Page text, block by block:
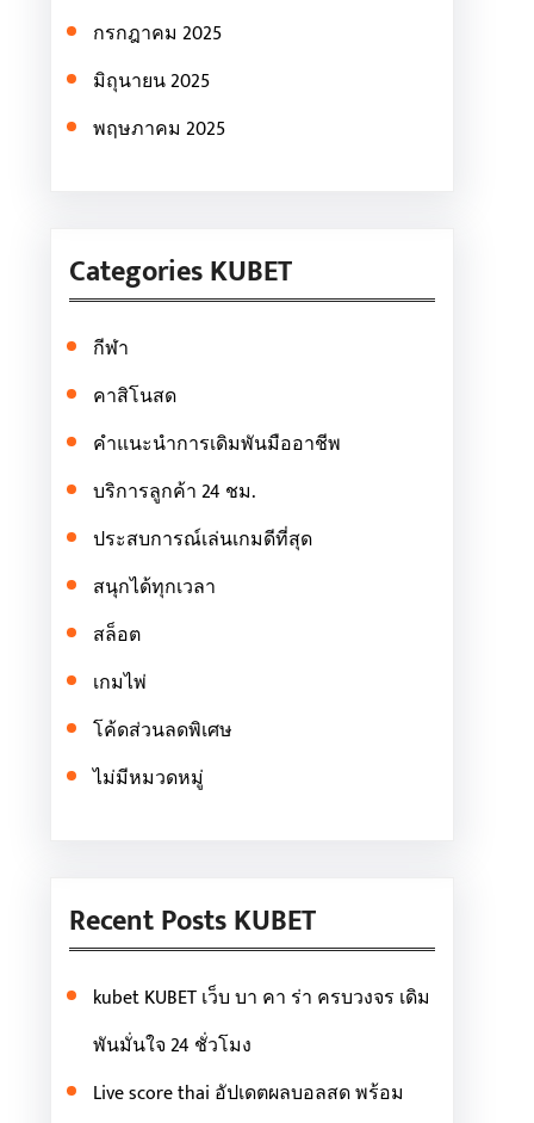
กรกฎาคม 2025
มิถุนายน 2025
พฤษภาคม 2025
Categories KUBET
กีฬา
คาสิโนสด
คำแนะนำการเดิมพันมืออาชีพ
บริการลูกค้า 24 ชม.
ประสบการณ์เล่นเกมดีที่สุด
สนุกได้ทุกเวลา
สล็อต
เกมไพ่
โค้ดส่วนลดพิเศษ
ไม่มีหมวดหมู่
Recent Posts KUBET
kubet KUBET เว็บ บา คา ร่า ครบวงจร เดิม
พันมั่นใจ 24 ชั่วโมง
Live score thai อัปเดตผลบอลสด พร้อม